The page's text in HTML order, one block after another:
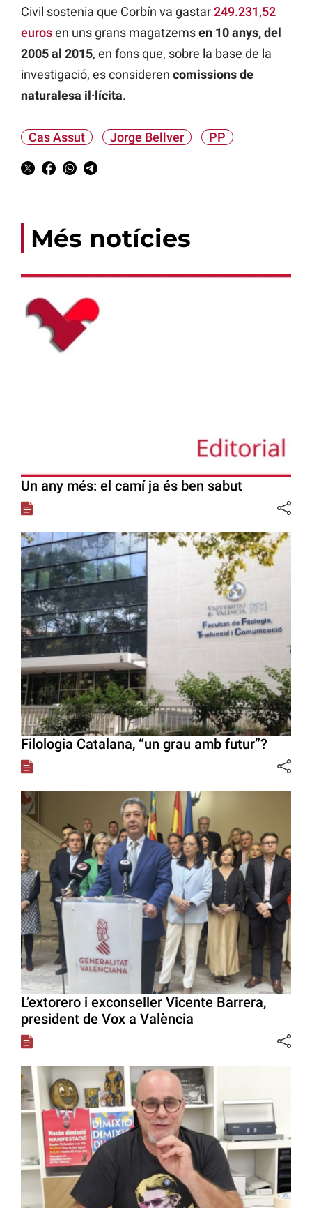
Civil sostenia que Corbín va gastar249.231,52
eurosen uns grans magatzemsen 10 anys, del
2005 al 2015, en fons que, sobre la base de la
investigació, es consideren comissions de
naturalesa il·lícita.
Cas Assut Jorge Bellver PP
Més notícies
Un any més: el camí ja és ben sabut
Filologia Catalana, “un grau amb futur”?
L’extorero i exconseller Vicente Barrera,
president de Vox a València